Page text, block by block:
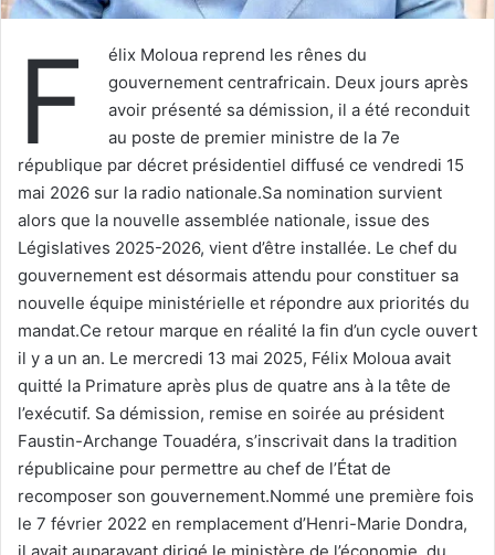
F
élix Moloua reprend les rênes du
gouvernement centrafricain. Deux jours après
avoir présenté sa démission, il a été reconduit
au poste de premier ministre de la 7e
république par décret présidentiel diffusé ce vendredi 15
mai 2026 sur la radio nationale.‎‎‎Sa nomination survient
alors que la nouvelle assemblée nationale, issue des
Législatives 2025-2026, vient d’être installée. Le chef du
gouvernement est désormais attendu pour constituer sa
nouvelle équipe ministérielle et répondre aux priorités du
mandat.‎‎‎Ce retour marque en réalité la fin d’un cycle ouvert
il y a un an. Le mercredi 13 mai 2025, Félix Moloua avait
quitté la Primature après plus de quatre ans à la tête de
l’exécutif. Sa démission, remise en soirée au président
Faustin-Archange Touadéra, s’inscrivait dans la tradition
républicaine pour permettre au chef de l’État de
recomposer son gouvernement.‎‎‎Nommé une première fois
le 7 février 2022 en remplacement d’Henri-Marie Dondra,